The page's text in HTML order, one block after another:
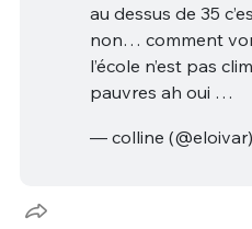
au dessus de 35
non… comment
l’école n’est pas
pauvres ah oui …
— colline (@eloivar)